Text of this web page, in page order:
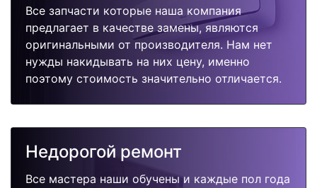
Все запчасти которые наша компания
предлагает в качестве замены, являются
оригинальными от производителя. Нам нет
нужды накидывать на них цену, именно
поэтому стоимость значительно отличается.
Недорогой ремонт
Все мастера наши обучены и каждые пол года